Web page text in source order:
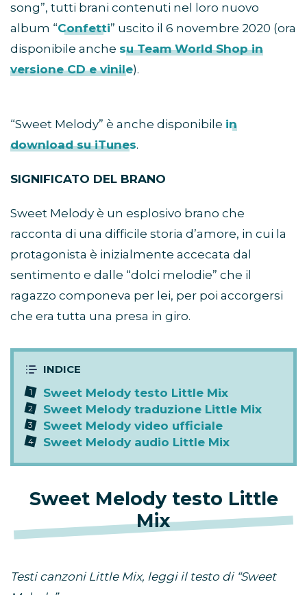
song”, tutti brani contenuti nel loro nuovo
album “Confetti” uscito il 6 novembre 2020 (ora
disponibile anche su Team World Shop in
versione CD e vinile).
“Sweet Melody” è anche disponibile in
download su iTunes.
SIGNIFICATO DEL BRANO
Sweet Melody è un esplosivo brano che
racconta di una difficile storia d’amore, in cui la
protagonista è inizialmente accecata dal
sentimento e dalle “dolci melodie” che il
ragazzo componeva per lei, per poi accorgersi
che era tutta una presa in giro.
Sweet Melody testo Little Mix
Sweet Melody traduzione Little Mix
Sweet Melody video ufficiale
Sweet Melody audio Little Mix
Sweet Melody testo Little
Mix
Testi canzoni Little Mix, leggi il testo di “Sweet